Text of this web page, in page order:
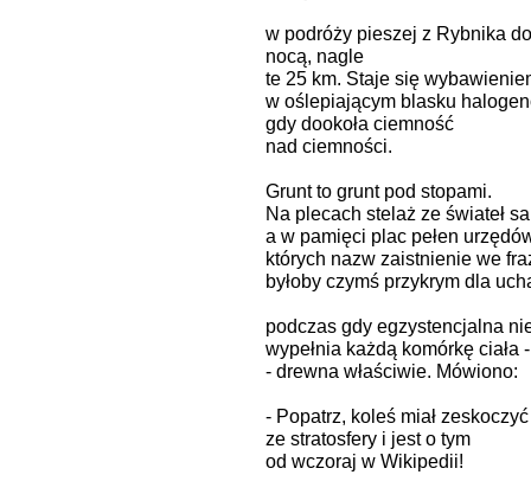
w podróży pieszej z Rybnika
nocą, nagle
te 25 km. Staje się
w oślepiającym blasku
gdy dookoła ciemność
nad ciemności.
Grunt to grunt pod stopami.
Na plecach stelaż ze świateł
a w pamięci plac pełen
których nazw zaistnienie we
byłoby czymś przykrym dla
podczas gdy egzystencjalna
wypełnia każdą komórkę ciała -
- drewna właściwie. Mówiono:
- Popatrz, koleś miał zeskoczyć
ze stratosfery i jest o tym
od wczoraj w Wikipedii!